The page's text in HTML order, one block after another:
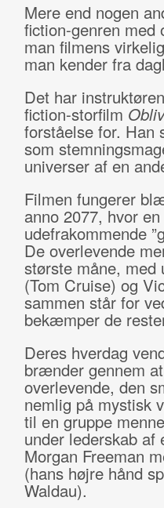
Mere end nogen
fiction-genren
man filmens
man kender fra
Det har
fiction-storfilm
forståelse for. Han
som
universer af en
Filmen fungerer
anno 2077, hvor
udefrakommende
De overlevende
største måne,
(Tom Cruise) og
sammen står for
bekæmper de
Deres hverdag
brænder gennem
overlevende, den
nemlig på mystisk
til en gruppe
under lederskab
Morgan Freeman
(hans højre hånd
Waldau).